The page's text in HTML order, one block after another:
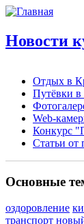
Новости
Отдых в
Путёвки
Web-
Конкурс
Статьи от
Основные
оздоровление
транспорт